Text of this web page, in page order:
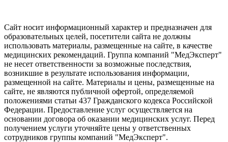
Сайт носит информационный характер и предназначен для
образовательных целей, посетители сайта не должны
использовать материалы, размещенные на сайте, в качестве
медицинских рекомендаций. Группа компаний "МедЭксперт"
не несет ответственности за возможные последствия,
возникшие в результате использования информации,
размещенной на сайте. Материалы и цены, размещенные на
сайте, не являются публичной офертой, определяемой
положениями статьи 437 Гражданского кодекса Российской
Федерации. Предоставление услуг осуществляется на
основании договора об оказании медицинских услуг. Перед
получением услуги уточняйте цены у ответственных
сотрудников группы компаний "МедЭксперт".